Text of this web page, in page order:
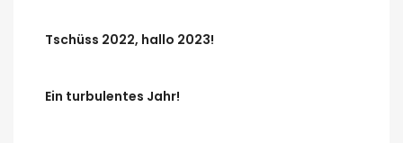
Tschüss 2022, hallo 2023!
Ein turbulentes Jahr!